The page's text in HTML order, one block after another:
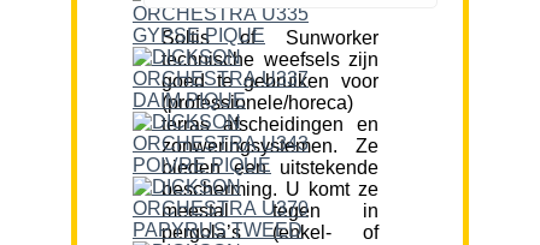
Soltis of Sunworker
technische weefsels zijn
goed te gebruiken voor
(professionele/horeca)
terras afscheidingen en
zonweringsystemen. Ze
bieden een uitstekende
bescherming. U komt ze
meestal tegen in
pergola’s (enkel- of